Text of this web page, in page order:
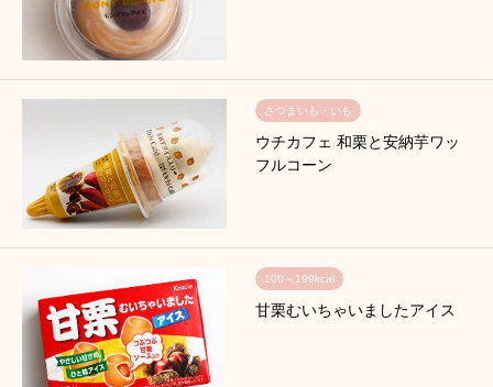
さつまいも・いも
ウチカフェ 和栗と安納芋ワッ
フルコーン
100～199kcal
甘栗むいちゃいましたアイス